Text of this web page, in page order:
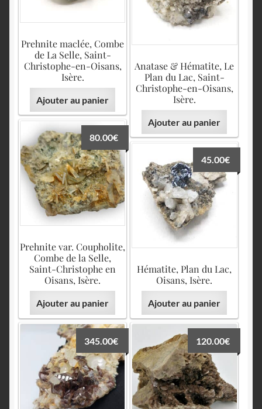
Prehnite maclée, Combe
de La Selle, Saint-
Christophe-en-Oisans,
Isère.
Ajouter au panier
Anatase & Hématite, Le
Plan du Lac, Saint-
Christophe-en-Oisans,
Isère.
Ajouter au panier
Prehnite var. Coupholite,
Combe de la Selle,
Saint-Christophe en
Oisans, Isère.
80.00€
Ajouter au panier
Hématite, Plan du Lac,
Oisans, Isère.
45.00€
Ajouter au panier
345.00€ 120.00€